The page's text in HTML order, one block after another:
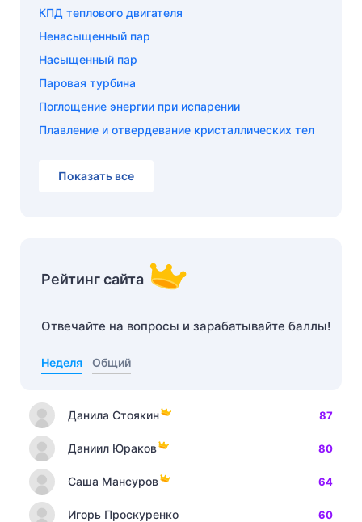
КПД теплового двигателя
Ненасыщенный пар
Насыщенный пар
Паровая турбина
Поглощение энергии при испарении
Плавление и отвердевание кристаллических тел
Показать все
Рейтинг сайта
Отвечайте на вопросы и зарабатывайте баллы!
Неделя Общий
Данила Стоякин 87
Даниил Юраков 80
Саша Мансуров 64
Игорь Проскуренко 60